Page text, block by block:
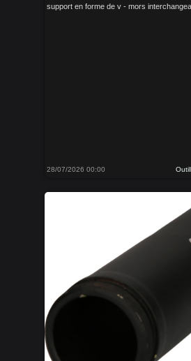
support en forme de v - mors
28/07/2026 00:00